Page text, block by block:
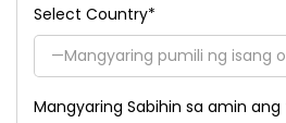
Select Country*
Mangyaring Sabihin sa amin